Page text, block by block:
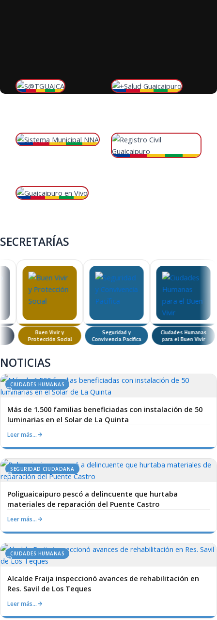
Registro Civil Guaicaipuro
SECRETARÍAS
Buen Vivir y
Protección Social
Seguridad y
Convivencia Pacífica
Ciudades Humanas
para el Buen Vivir
NOTICIAS
CIUDADES HUMANAS
Más de 1.500 familias beneficiadas con instalación de 50
luminarias en el Solar de La Quinta
Leer más…
SEGURIDAD CIUDADANA
Poliguaicaipuro pescó a delincuente que hurtaba
materiales de reparación del Puente Castro
Leer más…
CIUDADES HUMANAS
Alcalde Fraija inspeccionó avances de rehabilitación en
Res. Savil de Los Teques
Leer más…